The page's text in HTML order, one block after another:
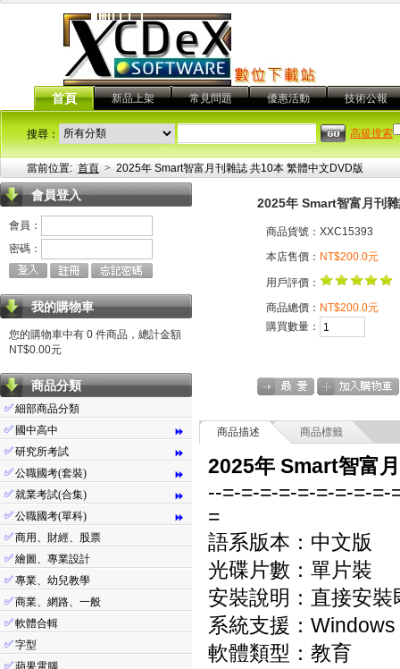
首頁 新品上架 常見問題 優惠活動 技術公報
搜尋： 高級搜索
當前位置: 首頁 > 2025年 Smart智富月刊雜誌 共10本 繁體中文DVD版
會員登入
會員：
密碼：
我的購物車
您的購物車中有 0 件商品，總計金額
NT$0.00元
商品分類
✅細部商品分類
⏩
✅ 國中高中
⏩
✅研究所考試
⏩
✅公職國考(套裝)
⏩
✅就業考試(合集)
⏩
✅公職國考(單科)
✅商用、財經、股票
✅繪圖、專業設計
✅專業、幼兒教學
✅商業、網路、一般
✅軟體合輯
✅字型
✅蘋果電腦
2025年 Smart智富月刊
商品貨號：XXC15393
本店售價： NT$200.0元
用戶評價：
商品總價： NT$200.0元
購買數量：
商品描述 商品標籤
2025年 Smart智富
--=-=-=-=-=-=-=-=-=-
=
語系版本：中文版
光碟片數：單片裝
安裝說明：直接安裝
系統支援：
軟體類型：教育